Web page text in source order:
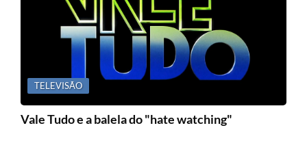
TELEVISÃO
Vale Tudo e a balela do "hate watching"